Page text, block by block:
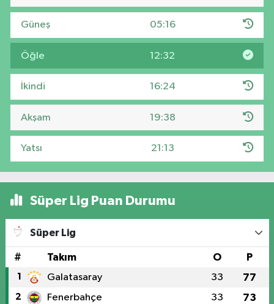
Güneş 05:16
Öğle 12:32
İkindi 16:24
Akşam 19:38
Yatsı 21:13
Süper Lig Puan Durumu
Süper Lig
# Takım O P
1 Galatasaray 33 77
2 Fenerbahçe 33 73